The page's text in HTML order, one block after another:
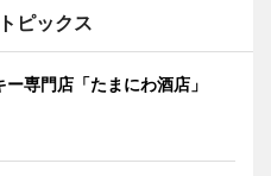
ピックス
ー専門店「たまにわ酒店」